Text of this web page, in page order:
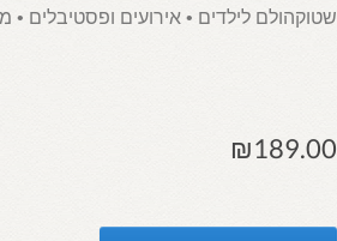
שטוקהולם לילדים • אירועים ופסטיבלים •
₪189.00